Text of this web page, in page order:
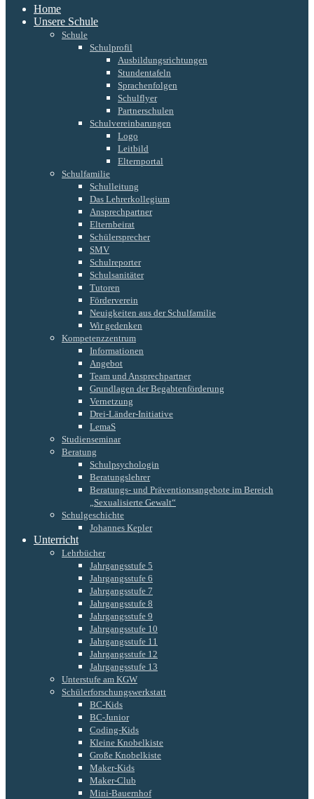
Home
Unsere Schule
Schule
Schulprofil
Ausbildungsrichtungen
Stundentafeln
Sprachenfolgen
Schulflyer
Partnerschulen
Schulvereinbarungen
Logo
Leitbild
Elternportal
Schulfamilie
Schulleitung
Das Lehrerkollegium
Ansprechpartner
Elternbeirat
Schülersprecher
SMV
Schulreporter
Schulsanitäter
Tutoren
Förderverein
Neuigkeiten aus der Schulfamilie
Wir gedenken
Kompetenzzentrum
Informationen
Angebot
Team und Ansprechpartner
Grundlagen der Begabtenförderung
Vernetzung
Drei-Länder-Initiative
LemaS
Studienseminar
Beratung
Schulpsychologin
Beratungslehrer
Beratungs- und Präventionsangebote im Bereich
„Sexualisierte Gewalt“
Schulgeschichte
Johannes Kepler
Unterricht
Lehrbücher
Jahrgangsstufe 5
Jahrgangsstufe 6
Jahrgangsstufe 7
Jahrgangsstufe 8
Jahrgangsstufe 9
Jahrgangsstufe 10
Jahrgangsstufe 11
Jahrgangsstufe 12
Jahrgangsstufe 13
Unterstufe am KGW
Schülerforschungswerkstatt
BC-Kids
BC-Junior
Coding-Kids
Kleine Knobelkiste
Große Knobelkiste
Maker-Kids
Maker-Club
Mini-Bauernhof